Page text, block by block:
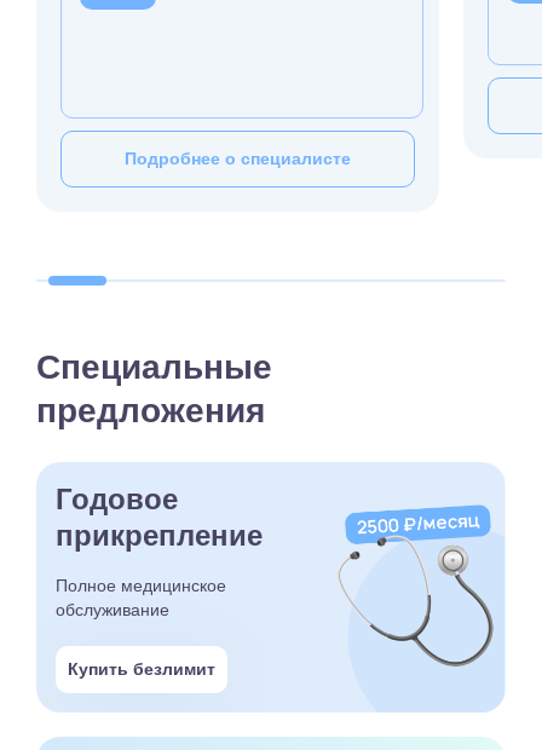
Подробнее о специалисте
Специальные
предложения
Годовое
прикрепление
Полное медицинское
обслуживание
Купить безлимит